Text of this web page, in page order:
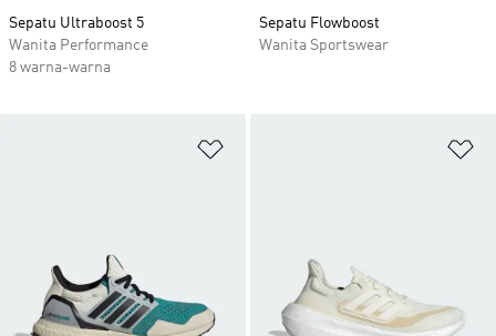
Sepatu Ultraboost 5
Wanita Performance
8 warna-warna
Sepatu Flowboost
Wanita Sportswear